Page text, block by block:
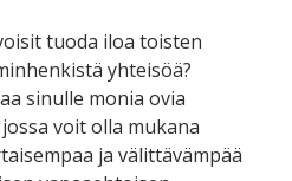
tuoda iloa toisten
yhteisöä?
sinulle monia ovia
voit olla mukana
ja välittävämpää